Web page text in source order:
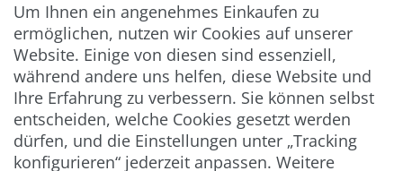
ZAHLUNG & VERSAND
Um Ihnen ein angenehmes Einkaufen zu
ermöglichen, nutzen wir Cookies auf unserer
Website. Einige von diesen sind essenziell,
während andere uns helfen, diese Website und
Ihre Erfahrung zu verbessern. Sie können selbst
entscheiden, welche Cookies gesetzt werden
dürfen, und die Einstellungen unter „Tracking
konfigurieren“ jederzeit anpassen. Weitere